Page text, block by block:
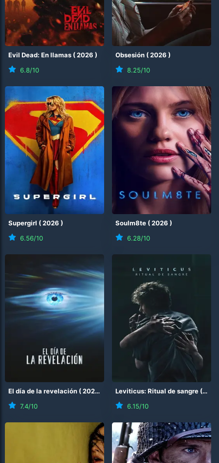
Evil Dead: En llamas (2026 )
6.8/10
Obsesión (2026 )
8.25/10
Supergirl (2026 )
6.56/10
Soulm8te (2026 )
6.28/10
El día de la revelación (2026 )
7.4/10
Leviticus: Ritual de sangre (
6.15/10